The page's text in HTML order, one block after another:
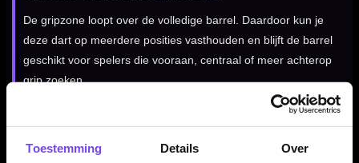
Toestemming Details Over
De gripzone loopt over de volledige barrel. Daardoor kun je
deze dart op meerdere posities vasthouden en blijft de barrel
geschikt voor spelers die vooraan, centraal of meer achterop
grip zoeken.
Ontworpen voor een constante release